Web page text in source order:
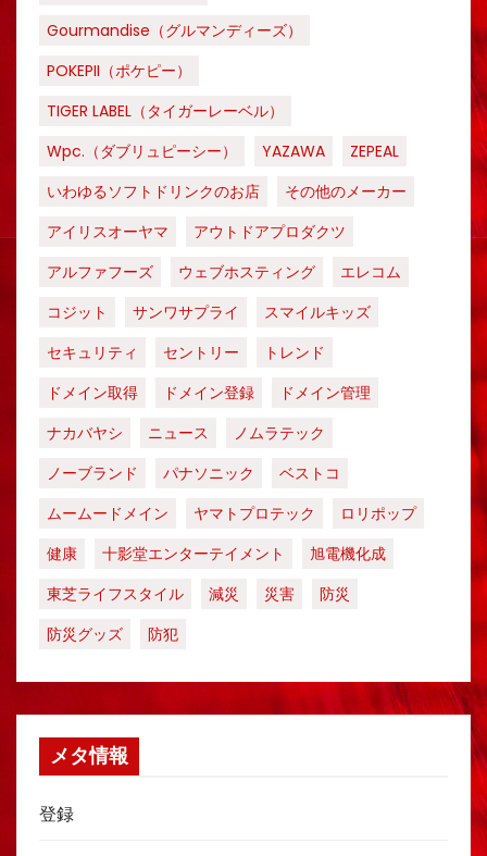
Gourmandise（グルマンディーズ）
POKEPII（ポケピー）
TIGER LABEL（タイガーレーベル）
Wpc.（ダブリュピーシー）
YAZAWA
ZEPEAL
いわゆるソフトドリンクのお店
その他のメーカー
アイリスオーヤマ
アウトドアプロダクツ
アルファフーズ
ウェブホスティング
エレコム
コジット
サンワサプライ
スマイルキッズ
セキュリティ
セントリー
トレンド
ドメイン取得
ドメイン登録
ドメイン管理
ナカバヤシ
ニュース
ノムラテック
ノーブランド
パナソニック
ベストコ
ムームードメイン
ヤマトプロテック
ロリポップ
健康
十影堂エンターテイメント
旭電機化成
東芝ライフスタイル
減災 災害
防災
防災グッズ
防犯
メタ情報
登録